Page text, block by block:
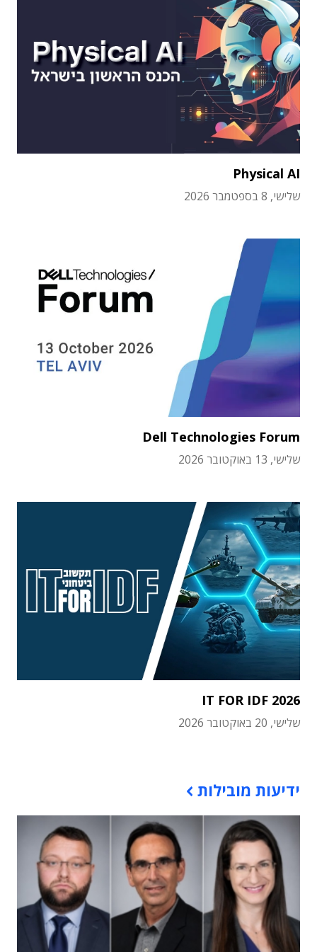
Physical AI
שלישי, 8 בספטמבר 2026
Dell Technologies Forum
שלישי, 13 באוקטובר 2026
IT FOR IDF 2026
שלישי, 20 באוקטובר 2026
ידיעות מובילות